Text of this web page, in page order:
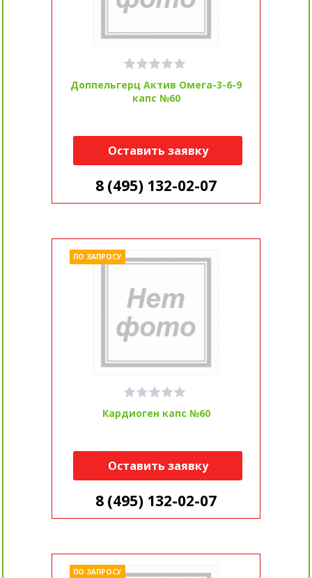
Доппельгерц Актив Омега-3-6-9
капс №60
Оставить заявку
8 (495) 132-02-07
Кардиоген капс №60
ПО ЗАПРОСУ
Оставить заявку
8 (495) 132-02-07
ПО ЗАПРОСУ